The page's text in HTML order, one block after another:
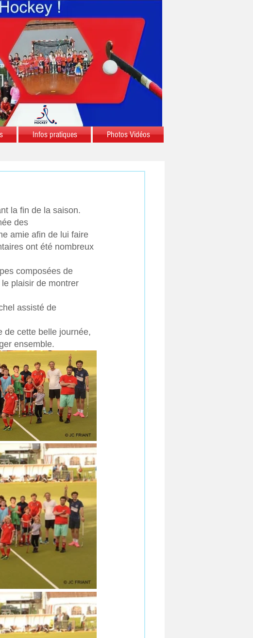
Infos pratiques Photos Vidéos
la fin de la saison.
des
amie afin de lui faire
ont été nombreux
composées de
plaisir de montrer
assisté de
de cette belle journée,
ensemble.